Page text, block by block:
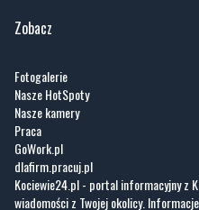
Zobacz
Fotogalerie
Nasze HotSpoty
Nasze kamery
Praca
GoWork.pl
dlafirm.pracuj.pl
Kociewie24.pl - portal informacyjny z
wiadomości z Twojej okolicy.